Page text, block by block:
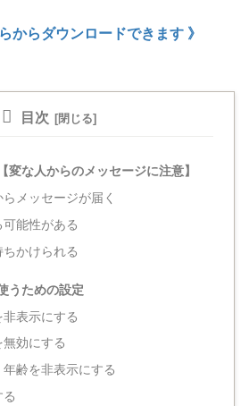
からダウンロードできます 》
目次
な人からのメッセージに注意】
メッセージが届く
能性がある
かけられる
うための設定
表示にする
効にする
齢を非表示にする